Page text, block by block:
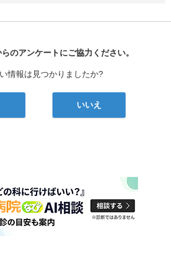
なび
のアンケートにご協力ください。
情報は見つかりましたか?
いいえ